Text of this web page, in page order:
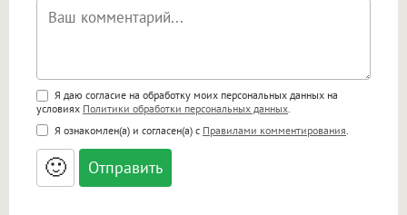
Поддержка HTML
<b>, <strong>, <u>, <i>, <em>, <s>, <big>,
<small>, <sup>, <sub>, <pre>, <ul>, <ol>, <li>,
<blockquote>, <code> экранирует HTML,
адреса URL автоматически становятся
ссылками, и [img]адрес[/img] будет
Я даю согласие на обработку моих персональных данных на
условиях Политики обработки персональных данных
Я ознакомлен(а) и согласен(а) с Правилами комментирования
🙂